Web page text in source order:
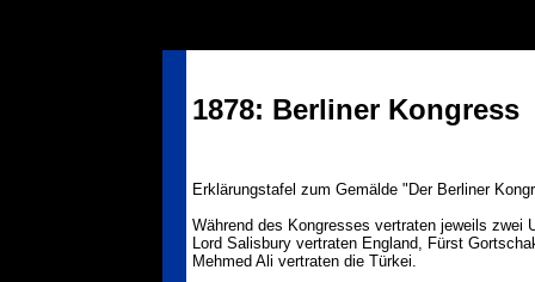
1878: Berliner Kongress
Erklärungstafel zum Gemälde "Der Berliner
Während des Kongresses vertraten jeweils zwei
Lord Salisbury vertraten England, Fürst
Mehmed Ali vertraten die Türkei.